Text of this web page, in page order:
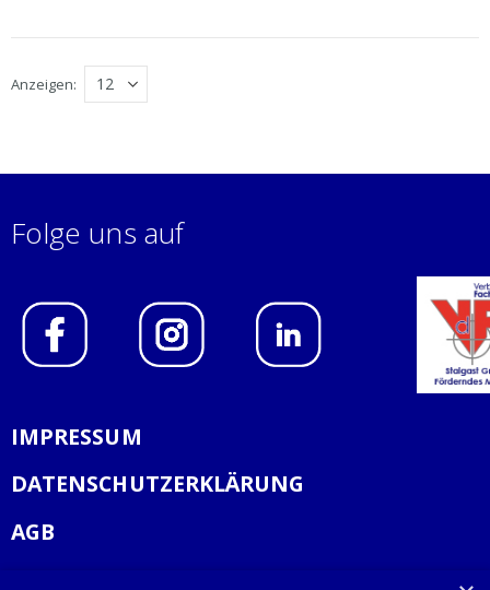
Anzeigen
Folge uns auf
IMPRESSUM
DATENSCHUTZERKLÄRUNG
AGB